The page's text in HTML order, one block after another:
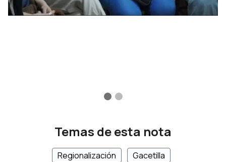
Temas de esta nota
Regionalización Gacetilla